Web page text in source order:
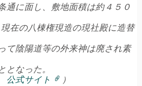
通に面し、敷地面積は約４５０
在の八棟権現造の現社殿に造替
て陰陽道等の外来神は廃され素
となった。
公式サイト ）